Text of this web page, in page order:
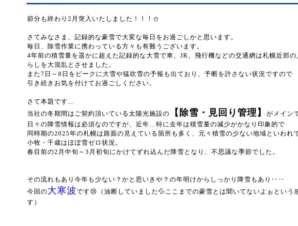
節分も終わり2月突入いたしました！！！⛄
さてみなさま、記録的な豪雪で大変な毎日をお過ごしかと思います。
毎日、除雪作業に携わっている方々も有難うございます。
4年前の積雪量を遥かに超えた記録的な大雪で車、JR、飛行機などの交通網は札幌近郊の
らしを大混乱とさせました。
また7日～8日をピークに大雪や猛吹雪の予報も出ており、予断を許さない状況ですので
引き続きお気を付けてお過ごしください。
さて本題です…
当社の冬期間はご契約頂いている太陽光施設の
【除雪・見回り管理】
がメイン
日々の降雪情報は必須なのですが、近年…特に去年は積雪量の減少がかなり印象的で
同時期の2025年の札幌は路面の見えている箇所も多く、元々積雪の少ない地域といわれ
小牧・千歳はほぼ雪ゼロ状況。
春目前の2月中旬～3月初旬にかけてずれ込んだ降雪となり、不思議な季節でした。
その流れもあり今年も少ない？かと思いきや？の年明けからしっかり降雪もあり‥‥
今回の大寒波です😢（油断していました💦ここまでの豪雪とは聞いてないよぉという
す）